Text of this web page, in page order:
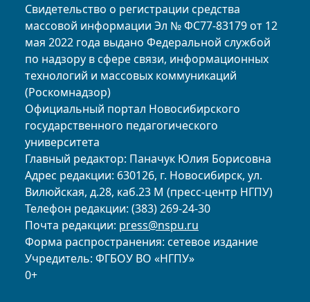
Свидетельство о регистрации средства
массовой информации Эл № ФС77-83179 от 12
мая 2022 года выдано Федеральной службой
по надзору в сфере связи, информационных
технологий и массовых коммуникаций
(Роскомнадзор)
Официальный портал Новосибирского
государственного педагогического
университета
Главный редактор: Паначук Юлия Борисовна
Адрес редакции: 630126, г. Новосибирск, ул.
Вилюйская, д.28, каб.23 М (пресс-центр НГПУ)
Телефон редакции: (383) 269-24-30
Почта редакции: press@nspu.ru
Форма распространения: сетевое издание
Учредитель: ФГБОУ ВО «НГПУ»
0+